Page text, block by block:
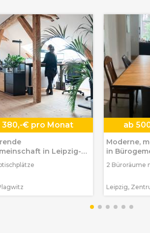
380,-€ pro Monat
in Leipzig-
im historischen
ab
Moderne,
in
2 Büroräume
Leipzig,